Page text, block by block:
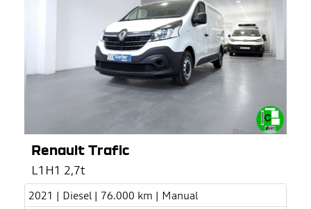
Renault Trafic
L1H1 2,7t
2021 | Diesel | 76.000 km | Manual